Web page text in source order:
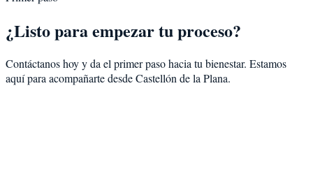
¿Listo para empezar tu proceso?
Contáctanos hoy y da el primer paso hacia tu bienestar. Estamos
aquí para acompañarte desdeCastellón de la Plana.